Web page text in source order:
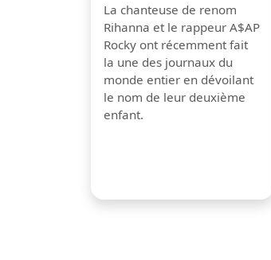
La chanteuse de renom
Rihanna et le rappeur A$AP
Rocky ont récemment fait
la une des journaux du
monde entier en dévoilant
le nom de leur deuxième
enfant.